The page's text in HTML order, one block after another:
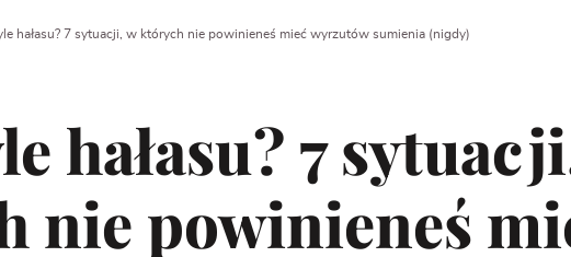
hałasu? 7 sytuacji, w których nie powinieneś mieć wyrzutów sumienia (nigdy)
hałasu? 7
nie powinieneś